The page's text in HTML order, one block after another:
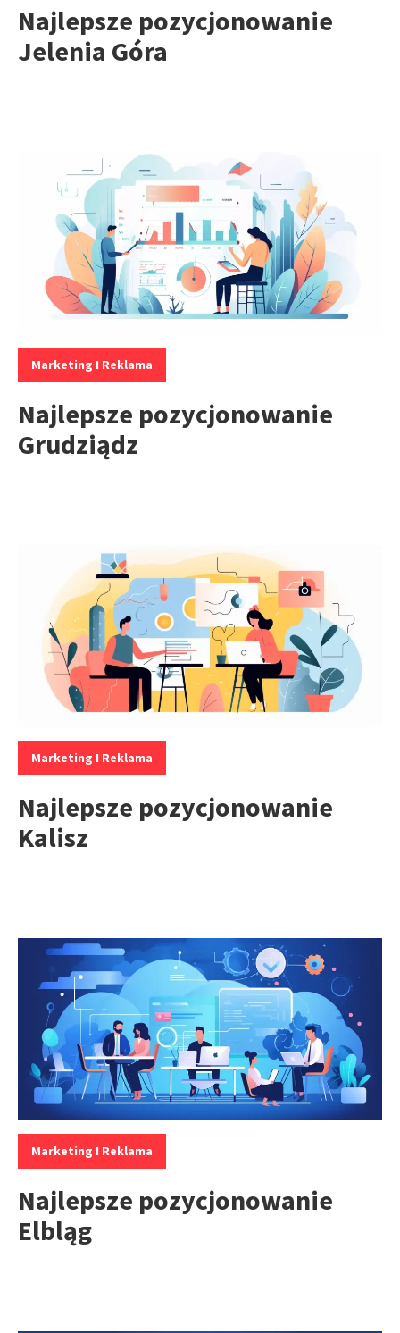
Najlepsze pozycjonowanie
Jelenia Góra
Kategorie:
Marketing I Reklama
Najlepsze pozycjonowanie
Grudziądz
Kategorie:
Marketing I Reklama
Najlepsze pozycjonowanie
Kalisz
Kategorie:
Marketing I Reklama
Najlepsze pozycjonowanie
Elbląg